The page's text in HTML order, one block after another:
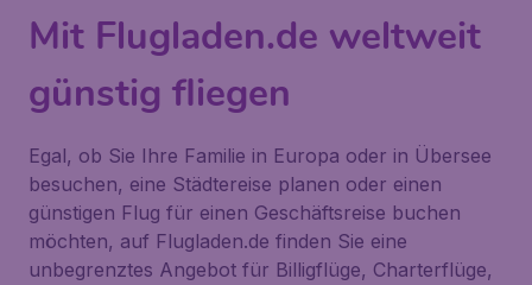
Mit Flugladen.de weltweit
günstig fliegen
Egal, ob Sie Ihre Familie in Europa oder in Übersee
besuchen, eine Städtereise planen oder einen
günstigen Flug für einen Geschäftsreise buchen
möchten, auf Flugladen.de finden Sie eine
unbegrenztes Angebot für Billigflüge, Charterflüge,